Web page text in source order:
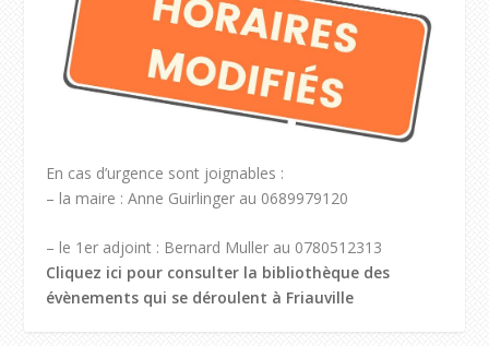
En cas d’urgence sont joignables :
– la maire : Anne Guirlinger au 0689979120
– le 1er adjoint : Bernard Muller au 0780512313
Cliquez ici pour consulter la bibliothèque des
évènements qui se déroulent à Friauville